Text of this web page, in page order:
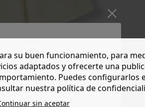
want to be redirected to
?
su buen funcionamiento, para
adaptados y ofrecerte una
Puedes configurarlos
nuestra política de
sin aceptar